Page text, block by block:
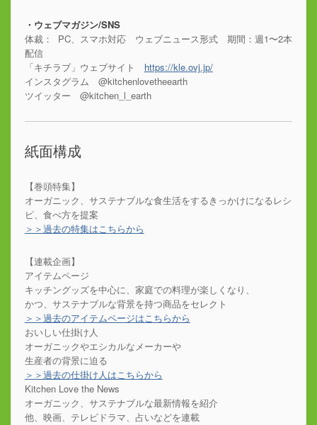
・ウェブマガジン/SNS
体裁： PC、スマホ対応 ウェブニュース形式 期間：週1〜2本
配信
「キチラブ」ウェブサイト https://kle.ovj.jp/
インスタグラム @kitchenlovetheearth
ツイッター @kitchen_l_earth
紙面構成
【巻頭特集】
オーガニック、サステナブルな食生活をするきっかけになるレシ
ピ、食べ方を提案
＞＞過去の特集はこちらから
【連載企画】
アイテムページ
キッチングッズを中心に、家庭での料理が楽しくなり、
かつ、サステナブルな背景を持つ商品をセレクト
＞＞過去のアイテムページはこちらから
おいしい仕掛け人
オーガニックやエシカルなメーカーや
生産者の背景に迫る
＞＞過去の仕掛け人はこちらから
Kitchen Love the News
オーガニック、サステナブルな最新情報を紹介
他、映画、テレビドラマ、占いなどを連載